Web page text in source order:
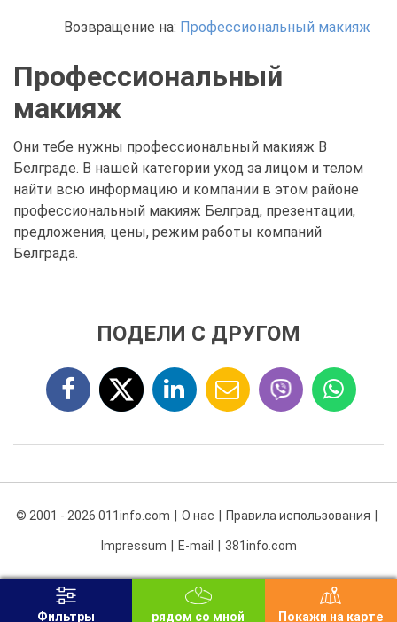
Возвращение на: Профессиональный макияж
Профессиональный
макияж
Они тебе нужны профессиональный макияж В
Белграде. В нашей категории уход за лицом и телом
найти всю информацию и компании в этом районе
профессиональный макияж Белград, презентации,
предложения, цены, режим работы компаний
Белграда.
ПОДЕЛИ С ДРУГОМ
© 2001 - 2026 011info.com О нас Правила использования
Impressum E-mail 381info.com
Фильтры рядом со мной Покажи на карте